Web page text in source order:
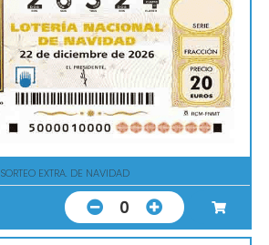
SORTEO EXTRA. DE NAVIDAD
0